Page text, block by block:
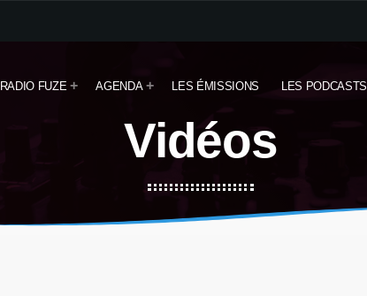
RADIO FUZE AGENDA LES ÉMISSIONS LES PODCASTS
Vidéos